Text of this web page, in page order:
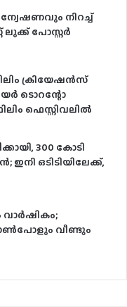
നിറച്ച്
ലുക്ക് പോസ്റ്റര്‍
ക്രിയേഷന്‍സ്
ടൊറന്റോ
ഫെസ്റ്റിവലില്‍
300 കോടി
ഇനി ഒടിടിയിലേക്ക്,
വാർഷികം;
വീണ്ടും